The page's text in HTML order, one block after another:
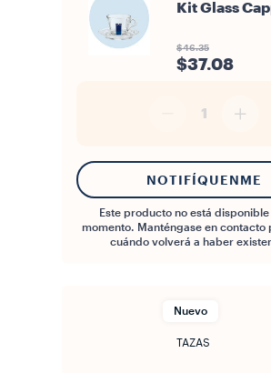
Kit Glass
$46.35
$37.08
1
NOTIFÍQUENME
Este producto no está disponible
momento. Manténgase en contacto
cuándo volverá a haber
Nuevo
TAZAS